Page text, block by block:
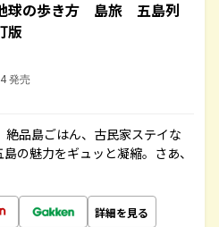
球の歩き方 島旅 五島列
版
発売
絶品島ごはん、古民家ステイな
の魅力をギュッと凝縮。さあ、
詳細を見る